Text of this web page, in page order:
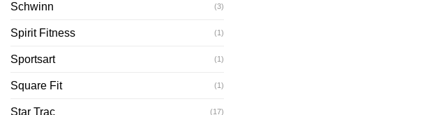
Schwinn (3)
Spirit Fitness (1)
Sportsart (1)
Square Fit (1)
Star Trac (17)